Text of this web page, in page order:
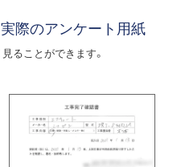
際のアンケート用紙
ることができます。